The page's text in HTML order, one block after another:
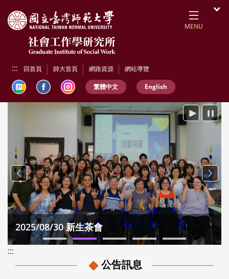
MENU
::: 回首頁 師大首頁 網路資源 網站導覽
繁體中文 English
08/30 新生茶會
國際
Previous Next
:::
公告訊息